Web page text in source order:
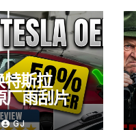
特斯拉
雨刮片
GJ